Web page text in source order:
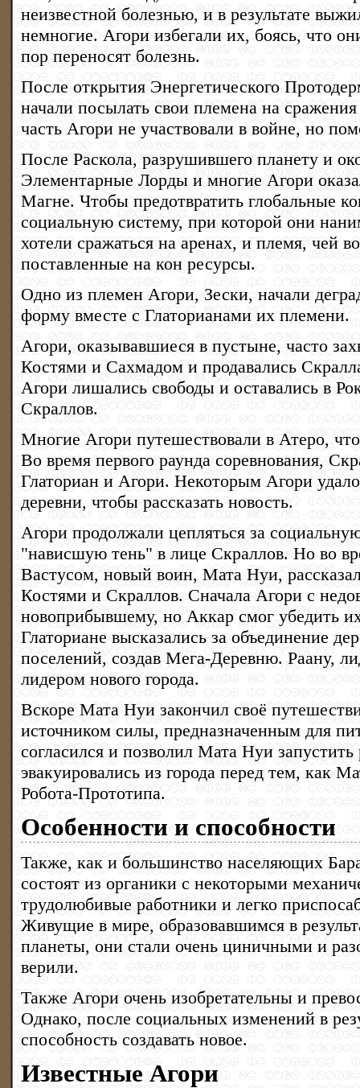
неизвестной болезнью, и в результате
немногие. Агори избегали их, боясь, что
пор переносят болезнь.
После открытия Энергетического
начали посылать свои племена на
часть Агори не участвовали в войне, но
После Раскола, разрушившего планету и
Элементарные Лорды и многие Агори
Магне. Чтобы предотвратить глобальные
социальную систему, при которой они
хотели сражаться на аренах, и племя, чей
поставленные на кон ресурсы.
Одно из племен Агори, Зески, начали
форму вместе с Глаторианами их племени.
Агори, оказывавшиеся в пустыне, часто
Костями и Сахмадом и продавались
Агори лишались свободы и оставались в
Скраллов.
Многие Агори путешествовали в Атеро,
Во время первого раунда соревнования,
Глаториан и Агори. Некоторым Агори
деревни, чтобы рассказать новость.
Агори продолжали цепляться за
"нависшую тень" в лице Скраллов. Но во
Вастусом, новый воин, Мата Нуи,
Костями и Скраллов. Сначала Агори с
новоприбывшему, но Аккар смог убедить
Глаториане высказались за объединение
поселений, создав Мега-Деревню. Раану,
лидером нового города.
Вскоре Мата Нуи закончил своё
источником силы, предназначенным для
согласился и позволил Мата Нуи
эвакуировались из города перед тем, как
Робота-Прототипа.
Особенности и способности
Также, как и большинство населяющих
состоят из органики с некоторыми
трудолюбивые работники и легко
Живущие в мире, образовавшимся в
планеты, они стали очень циничными и
верили.
Также Агори очень изобретательны и
Однако, после социальных изменений в
способность создавать новое.
Известные Агори